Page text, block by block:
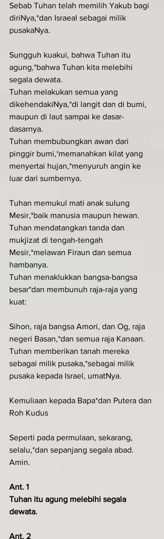
Sebab Tuhan telah memilih Yakub bagi
diriNya,*dan Israeal sebagai milik
pusakaNya.
Sungguh kuakui, bahwa Tuhan itu
agung,*bahwa Tuhan kita melebihi
segala dewata.
Tuhan melakukan semua yang
dikehendakiNya,*di langit dan di bumi,
maupun di laut sampai ke dasar-
dasarnya.
Tuhan membubungkan awan dari
pinggir bumi,†memanahkan kilat yang
menyertai hujan,*menyuruh angin ke
luar dari sumbernya.
Tuhan memukul mati anak sulung
Mesir,*baik manusia maupun hewan.
Tuhan mendatangkan tanda dan
mukjizat di tengah-tengah
Mesir,*melawan Firaun dan semua
hambanya.
Tuhan menaklukkan bangsa-bangsa
besar*dan membunuh raja-raja yang
kuat:
Sihon, raja bangsa Amori, dan Og, raja
negeri Basan,*dan semua raja Kanaan.
Tuhan memberikan tanah mereka
sebagai milik pusaka,*sebagai milik
pusaka kepada Israel, umatNya.
Kemuliaan kepada Bapa*dan Putera dan
Roh Kudus
Seperti pada permulaan, sekarang,
selalu,*dan sepanjang segala abad.
Amin.
Ant. 1
Tuhan itu agung melebihi segala
dewata.
Ant. 2